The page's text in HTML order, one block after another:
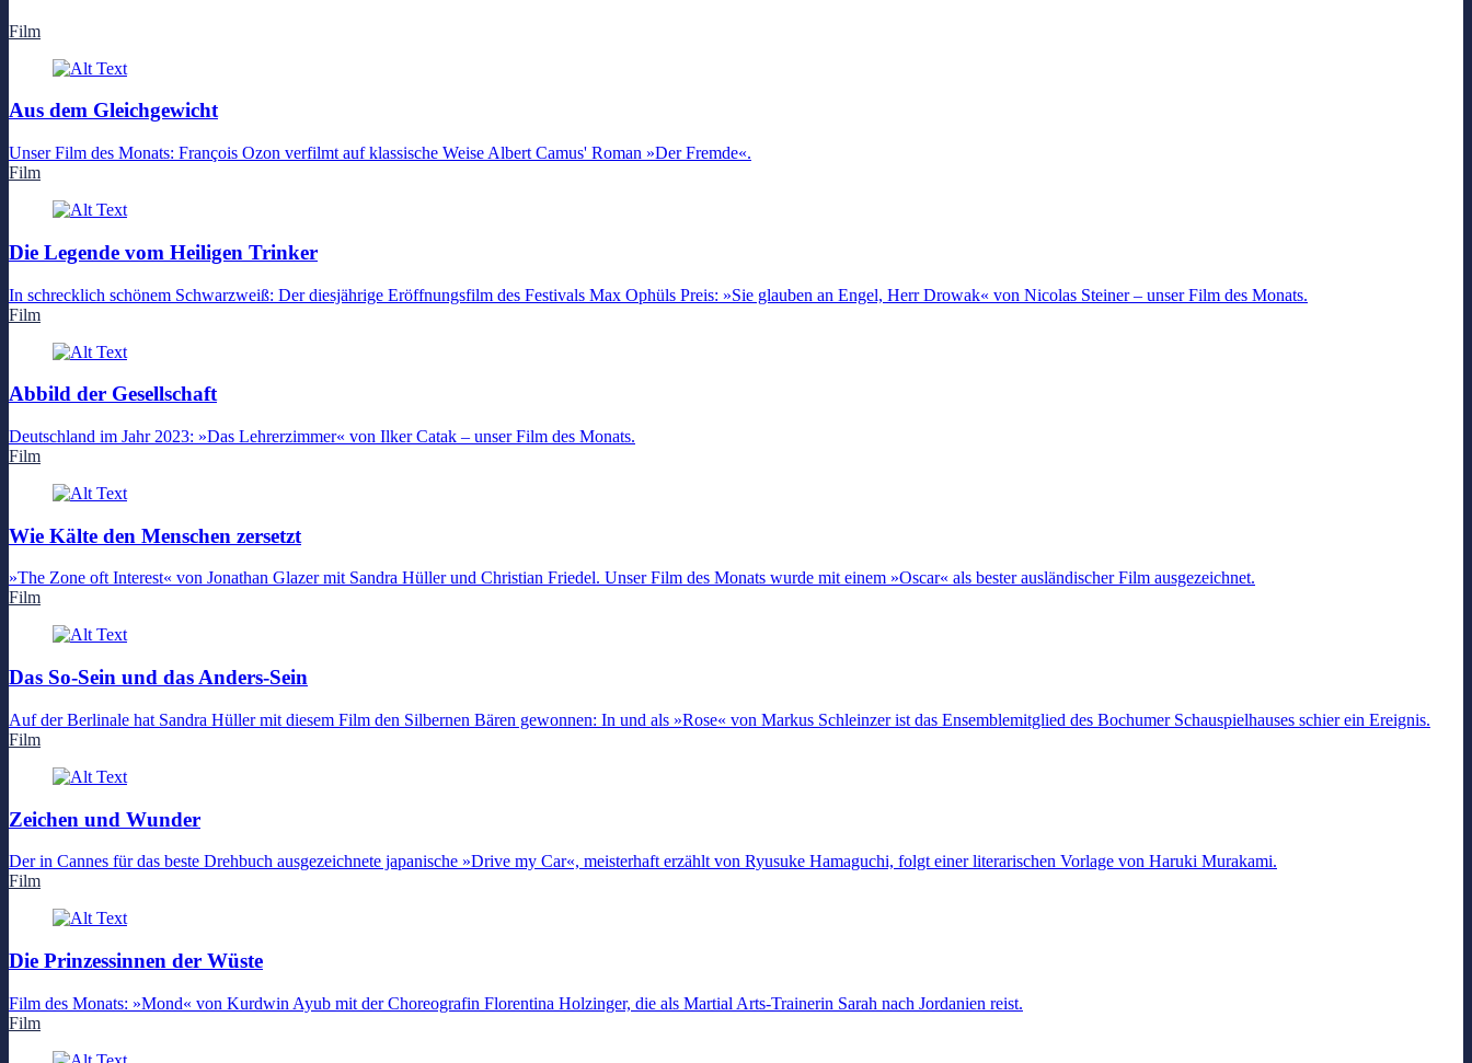
Film
Aus dem Gleichgewicht
Unser Film des Monats: François Ozon verfilmt auf klassische Weise Albert Camus' Roman »Der Fremde«.
Film
Die Legende vom Heiligen Trinker
In schrecklich schönem Schwarzweiß: Der diesjährige Eröffnungsfilm des Festivals Max Ophüls Preis: »Sie glauben an Engel, Herr Drowak« von Nicolas Steiner – unser Film des Monats.
Film
Abbild der Gesellschaft
Deutschland im Jahr 2023: »Das Lehrerzimmer« von Ilker Catak – unser Film des Monats.
Film
Wie Kälte den Menschen zersetzt
»The Zone oft Interest« von Jonathan Glazer mit Sandra Hüller und Christian Friedel. Unser Film des Monats wurde mit einem »Oscar« als bester ausländischer Film ausgezeichnet.
Film
Das So-Sein und das Anders-Sein
Auf der Berlinale hat Sandra Hüller mit diesem Film den Silbernen Bären gewonnen: In und als »Rose« von Markus Schleinzer ist das Ensemblemitglied des Bochumer Schauspielhauses schier ein Ereignis.
Film
Zeichen und Wunder
Der in Cannes für das beste Drehbuch ausgezeichnete japanische »Drive my Car«, meisterhaft erzählt von Ryusuke Hamaguchi, folgt einer literarischen Vorlage von Haruki Murakami.
Film
Die Prinzessinnen der Wüste
Film des Monats: »Mond« von Kurdwin Ayub mit der Choreografin Florentina Holzinger, die als Martial Arts-Trainerin Sarah nach Jordanien reist.
Film